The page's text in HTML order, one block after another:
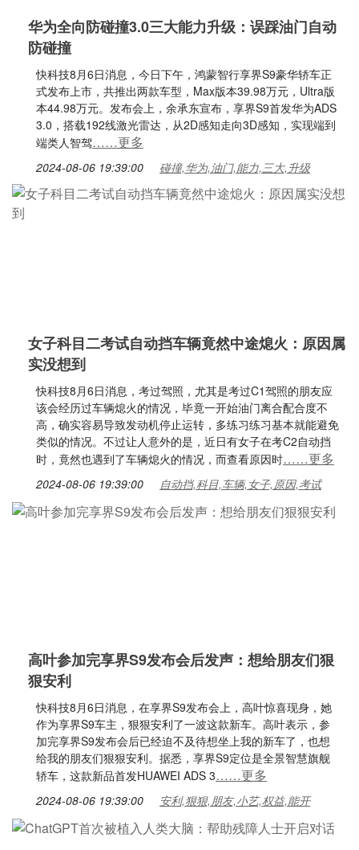
华为全向防碰撞3.0三大能力升级：误踩油门自动
防碰撞
快科技8月6日消息，今日下午，鸿蒙智行享界S9豪华轿车正
式发布上市，共推出两款车型，Max版本39.98万元，Ultra版
本44.98万元。发布会上，余承东宣布，享界S9首发华为ADS
3.0，搭载192线激光雷达，从2D感知走向3D感知，实现端到
端类人智驾……更多
2024-08-06 19:39:00 碰撞,华为,油门,能力,三大,升级
女子科目二考试自动挡车辆竟然中途熄火：原因属
实没想到
快科技8月6日消息，考过驾照，尤其是考过C1驾照的朋友应
该会经历过车辆熄火的情况，毕竟一开始油门离合配合度不
高，确实容易导致发动机停止运转，多练习练习基本就能避免
类似的情况。不过让人意外的是，近日有女子在考C2自动挡
时，竟然也遇到了车辆熄火的情况，而查看原因时……更多
2024-08-06 19:39:00 自动挡,科目,车辆,女子,原因,考试
高叶参加完享界S9发布会后发声：想给朋友们狠
狠安利
快科技8月6日消息，在享界S9发布会上，高叶惊喜现身，她
作为享界S9车主，狠狠安利了一波这款新车。高叶表示，参
加完享界S9发布会后已经迫不及待想坐上我的新车了，也想
给我的朋友们狠狠安利。据悉，享界S9定位是全景智慧旗舰
轿车，这款新品首发HUAWEI ADS 3……更多
2024-08-06 19:39:00 安利,狠狠,朋友,小艺,权益,能开